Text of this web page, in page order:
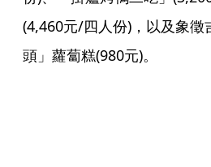
(4,460元/四人份)，以及象
頭」蘿蔔糕(980元)。